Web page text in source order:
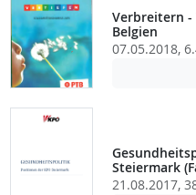
Verbreitern -
Belgien
07.05.2018,
Steiermark
21.08.2017,